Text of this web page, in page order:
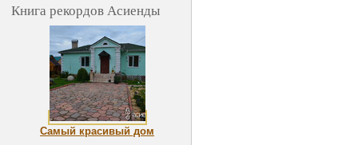
Книга рекордов Асиенды
Самый красивый дом